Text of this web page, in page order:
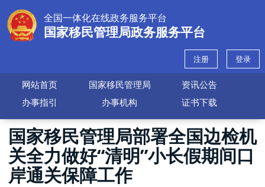
全国一体化在线政务服务平台
国家移民管理局政务服务平台
注册 登录
网站首页 国家移民管理局
资讯公告
办事指引
办事机构 证书下载
国家移民管理局部署全国边检机
关全力做好“清明”小长假期间口
岸通关保障工作